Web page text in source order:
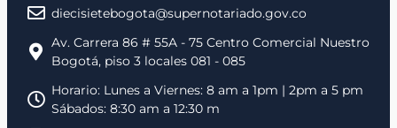
diecisietebogota@supernotariado.gov.co
Av. Carrera 86 # 55A - 75 Centro Comercial Nuestro
Bogotá, piso 3 locales 081 - 085
Horario: Lunes a Viernes: 8 am a 1pm | 2pm a 5 pm
Sábados: 8:30 am a 12:30 m